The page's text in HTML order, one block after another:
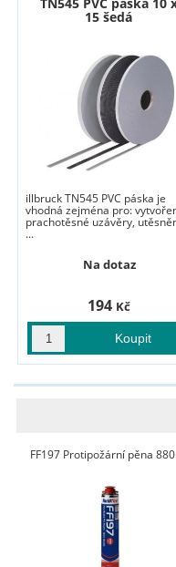
15 šedá
illbruck TN545 PVC páska je
vhodná zejména pro:
prachotěsné uzávěry,
...
Na dotaz
194 Kč
FF197 Protipožární pěna